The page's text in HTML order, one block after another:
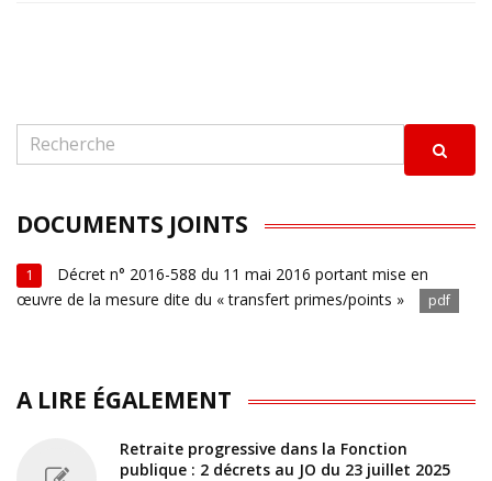
DOCUMENTS JOINTS
1
Décret n° 2016-588 du 11 mai 2016 portant mise en
œuvre de la mesure dite du « transfert primes/points »
pdf
A LIRE ÉGALEMENT
Retraite progressive dans la Fonction
publique : 2 décrets au JO du 23 juillet 2025